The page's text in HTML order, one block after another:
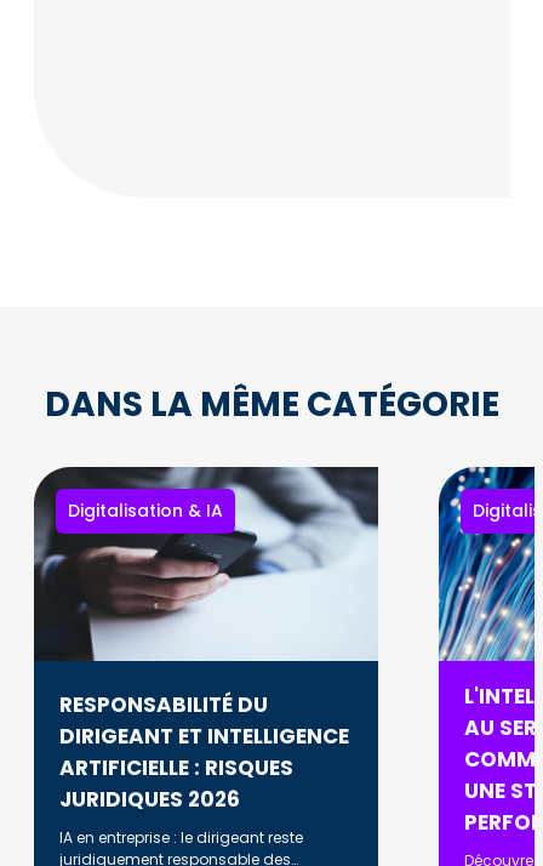
DANS LA MÊME CATÉGORIE
Digitalisation & IA
RESPONSABILITÉ DU
DIRIGEANT ET INTELLIGENCE
ARTIFICIELLE : RISQUES
JURIDIQUES 2026
IA en entreprise : le dirigeant reste
juridiquement responsable des
AU
UNE